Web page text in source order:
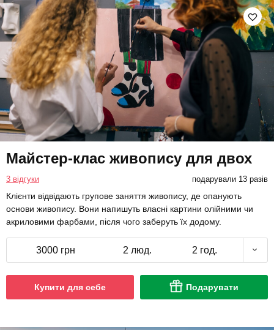
Майстер-клас живопису для двох
3 відгуки подарували 13 разів
Клієнти відвідають групове заняття живопису, де опанують
основи живопису. Вони напишуть власні картини олійними чи
акриловими фарбами, після чого заберуть їх додому.
3000 грн 2 люд. 2 год.
Купити для себе Подарувати